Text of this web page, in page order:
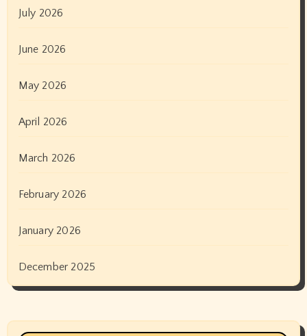
July 2026
June 2026
May 2026
April 2026
March 2026
February 2026
January 2026
December 2025